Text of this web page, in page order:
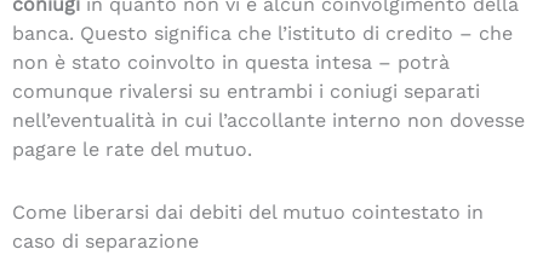
coniugi in quanto non vi è alcun coinvolgimento della
banca. Questo significa che l’istituto di credito – che
non è stato coinvolto in questa intesa – potrà
comunque rivalersi su entrambi i coniugi separati
nell’eventualità in cui l’accollante interno non dovesse
pagare le rate del mutuo.
Come liberarsi dai debiti del mutuo cointestato in
caso di separazione